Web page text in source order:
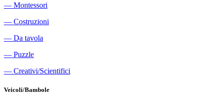
― Montessori
― Costruzioni
― Da tavola
― Puzzle
― Creativi/Scientifici
Veicoli/Bambole